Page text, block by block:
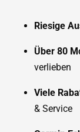
Riesige
Über 80
verlieben
Viele
& Service